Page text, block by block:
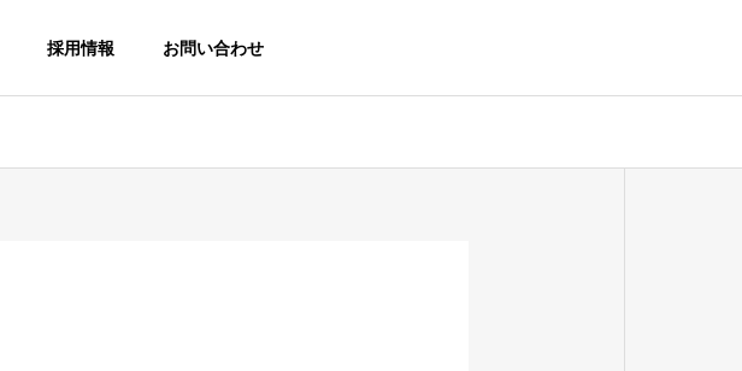
採用情報 お問い合わせ